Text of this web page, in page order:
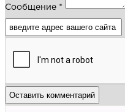
Сообщение *